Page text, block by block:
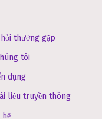
thường gặp
tôi
dụng
liệu truyền thông
hệ